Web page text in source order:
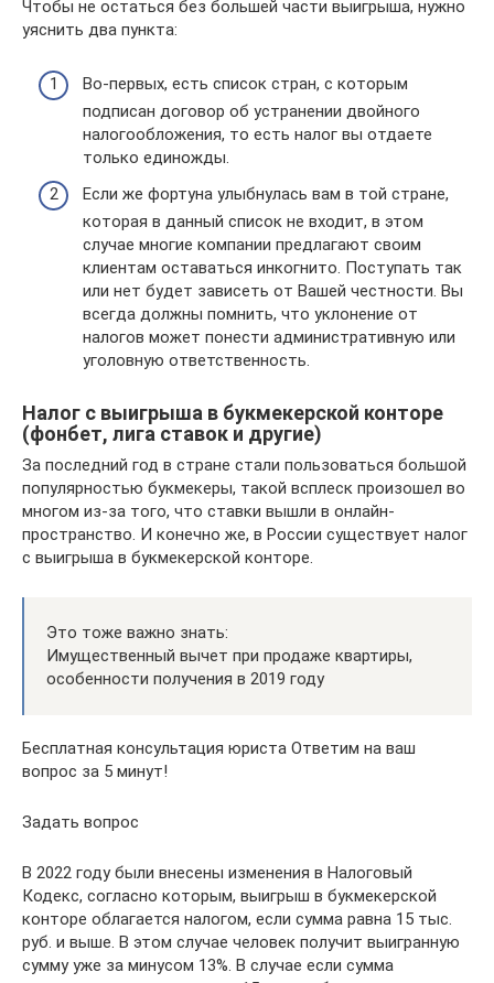
Чтобы не остаться без большей части выигрыша, нужно
уяснить два пункта:
Во-первых, есть список стран, с которым
подписан договор об устранении двойного
налогообложения, то есть налог вы отдаете
только единожды.
Если же фортуна улыбнулась вам в той стране,
которая в данный список не входит, в этом
случае многие компании предлагают своим
клиентам оставаться инкогнито. Поступать так
или нет будет зависеть от Вашей честности. Вы
всегда должны помнить, что уклонение от
налогов может понести административную или
уголовную ответственность.
Налог с выигрыша в букмекерской конторе
(фонбет, лига ставок и другие)
За последний год в стране стали пользоваться большой
популярностью букмекеры, такой всплеск произошел во
многом из-за того, что ставки вышли в онлайн-
пространство. И конечно же, в России существует налог
с выигрыша в букмекерской конторе.
Это тоже важно знать:
Имущественный вычет при продаже квартиры,
особенности получения в 2019 году
Бесплатная консультация юриста Ответим на ваш
вопрос за 5 минут!
Задать вопрос
В 2022 году были внесены изменения в Налоговый
Кодекс, согласно которым, выигрыш в букмекерской
конторе облагается налогом, если сумма равна 15 тыс.
руб. и выше. В этом случае человек получит выигранную
сумму уже за минусом 13%. В случае если сумма